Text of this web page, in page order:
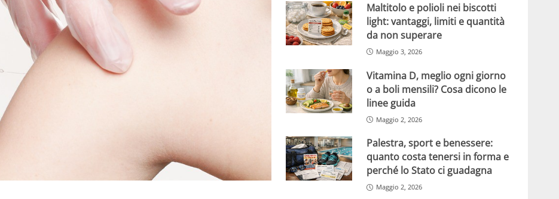
Maltitolo e polioli nei biscotti
light: vantaggi, limiti e quantità
da non superare
Maggio 3, 2026
Vitamina D, meglio ogni giorno
o a boli mensili? Cosa dicono le
linee guida
Maggio 2, 2026
Palestra, sport e benessere:
quanto costa tenersi in forma e
perché lo Stato ci guadagna
Maggio 2, 2026